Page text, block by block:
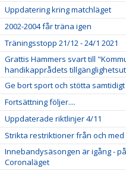
Uppdatering kring matchläget
2002-2004 får träna igen
Träningsstopp 21/12 - 24/1 2021
Grattis Hammers svart till
handikapprådets
Ge bort sport och stötta samtidigt
Fortsättning följer....
Uppdaterade riktlinjer 4/11
Strikta restriktioner från och med
Innebandysäsongen är igång -
Coronaläget